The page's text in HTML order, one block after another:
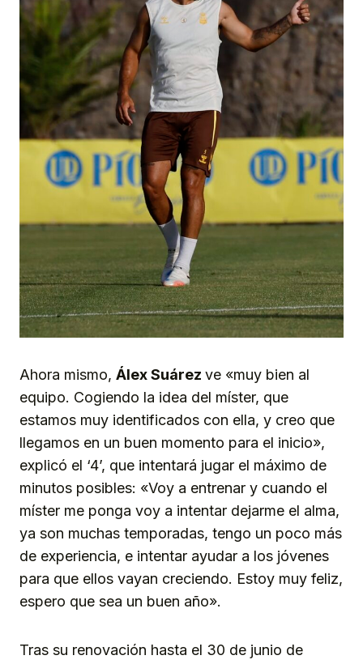
Ahora mismo, Álex Suárez ve «muy bien al
equipo. Cogiendo la idea del míster, que
estamos muy identificados con ella, y creo que
llegamos en un buen momento para el inicio»,
explicó el ‘4’, que intentará jugar el máximo de
minutos posibles: «Voy a entrenar y cuando el
míster me ponga voy a intentar dejarme el alma,
ya son muchas temporadas, tengo un poco más
de experiencia, e intentar ayudar a los jóvenes
para que ellos vayan creciendo. Estoy muy feliz,
espero que sea un buen año».
Tras su renovación hasta el 30 de junio de